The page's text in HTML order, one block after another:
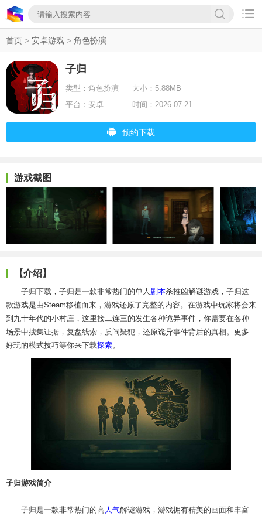

首页 > 安卓游戏 > 角色扮演
子归
类型： 角色扮演 大小： 5.88MB
平台： 安卓 时间： 2026-07-21
预约下载
游戏截图
【介绍】
子归下载，子归是一款非常热门的单人 剧本杀推凶解谜游戏，子归这
款游戏是由Steam移植而来，游戏还原了完整的内容。在游戏中玩家将会来
到九十年代的小村庄，这里接二连三的发生各种诡异事件，你需要在各种
场景中搜集证据，复盘线索，质问疑犯，还原诡异事件背后的真相。更多
好玩的模式技巧等你来下载探索。
子归游戏简介
子归是一款非常热门的高人气解谜游戏，游戏拥有精美的画面和丰富